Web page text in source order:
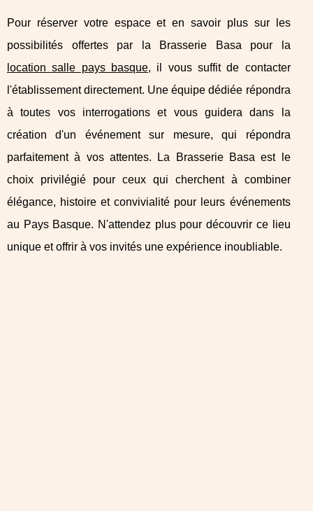
Pour réserver votre espace et en savoir plus sur les
possibilités offertes par la Brasserie Basa pour la
location salle pays basque, il vous suffit de contacter
l'établissement directement. Une équipe dédiée répondra
à toutes vos interrogations et vous guidera dans la
création d'un événement sur mesure, qui répondra
parfaitement à vos attentes. La Brasserie Basa est le
choix privilégié pour ceux qui cherchent à combiner
élégance, histoire et convivialité pour leurs événements
au Pays Basque. N'attendez plus pour découvrir ce lieu
unique et offrir à vos invités une expérience inoubliable.